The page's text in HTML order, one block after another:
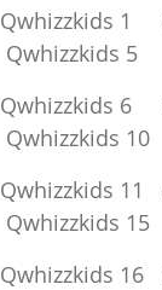
Qwhizzkids 1
Qwhizzkids 5
Qwhizzkids 6
Qwhizzkids 10
Qwhizzkids 11
Qwhizzkids 15
Qwhizzkids 16